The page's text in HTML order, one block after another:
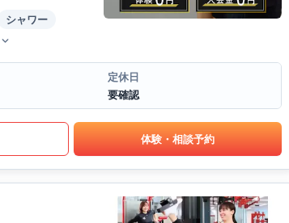
シャワー
定休日
要確認
体験・相談予約